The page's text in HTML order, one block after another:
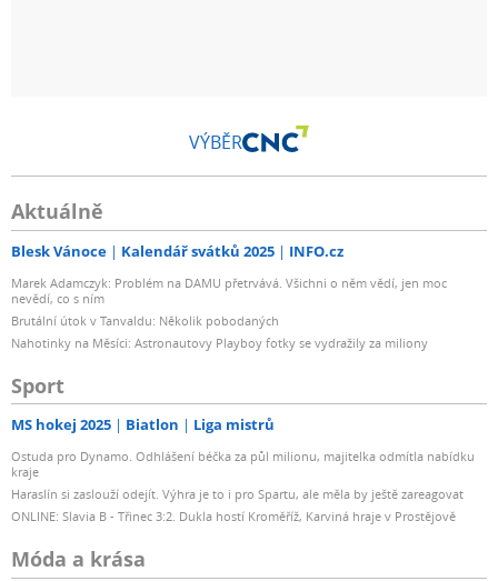
VÝBĚR
Aktuálně
Blesk Vánoce Kalendář svátků 2025 INFO.cz
Marek Adamczyk: Problém na DAMU přetrvává. Všichni o něm vědí, jen moc
nevědí, co s ním
Brutální útok v Tanvaldu: Několik pobodaných
Nahotinky na Měsíci: Astronautovy Playboy fotky se vydražily za miliony
Sport
MS hokej 2025 Biatlon Liga mistrů
Ostuda pro Dynamo. Odhlášení béčka za půl milionu, majitelka odmítla nabídku
kraje
Haraslín si zaslouží odejít. Výhra je to i pro Spartu, ale měla by ještě zareagovat
ONLINE: Slavia B - Třinec 3:2. Dukla hostí Kroměříž, Karviná hraje v Prostějově
Móda a krása